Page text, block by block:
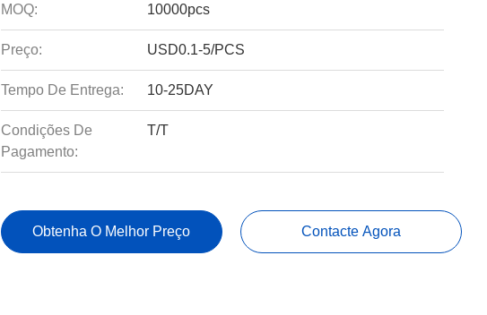
MOQ: 10000pcs
Preço: USD0.1-5/PCS
Tempo De Entrega: 10-25DAY
Condições De
Pagamento:
T/T
Obtenha O Melhor Preço Contacte Agora